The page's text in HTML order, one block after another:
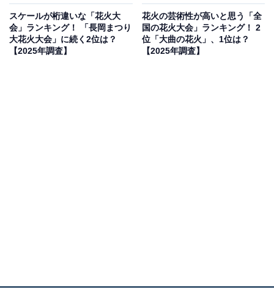
上げるので迫力がすごい」(40代男性／岩手県)、「フィ
ナーレらしく連発してあげるところ、それと場所によっ
てはスカイツリーをも背景にできるので満足の締めを楽
スケールが桁違いな「花火大
会」ランキング！ 「長岡まつり
大花火大会」に続く2位は？
【2025年調査】
花火の芸術性が高いと思う「全
国の花火大会」ランキング！ 2
位「大曲の花火」、1位は？
【2025年調査】